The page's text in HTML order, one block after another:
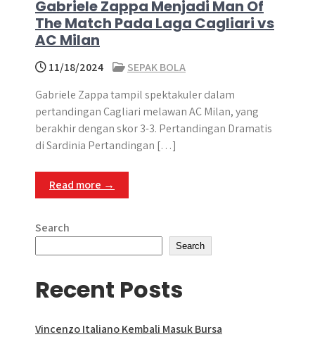
Gabriele Zappa Menjadi Man Of
The Match Pada Laga Cagliari vs
AC Milan
11/18/2024
SEPAK BOLA
Gabriele Zappa tampil spektakuler dalam
pertandingan Cagliari melawan AC Milan, yang
berakhir dengan skor 3-3. Pertandingan Dramatis
di Sardinia Pertandingan […]
Read more →
Search
Search
Recent Posts
Vincenzo Italiano Kembali Masuk Bursa